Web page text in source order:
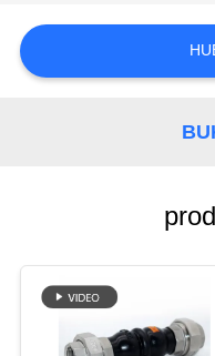
BERITA
PENAWARAN
KEBIJAKAN
PRIVASI